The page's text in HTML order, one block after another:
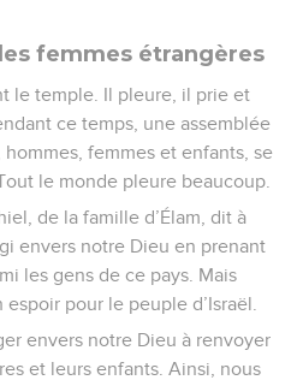
femmes étrangères
le temple. Il pleure, il prie et
ce temps, une assemblée
hommes, femmes et enfants, se
le monde pleure beaucoup.
de la famille d’Élam, dit à
envers notre Dieu en prenant
les gens de ce pays. Mais
pour le peuple d’Israël.
envers notre Dieu à renvoyer
et leurs enfants. Ainsi, nous